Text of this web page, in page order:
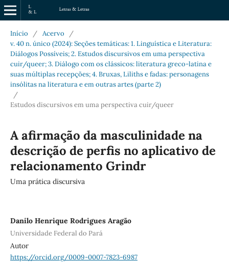
Início / Acervo
/
v. 40 n. único (2024): Seções temáticas: 1. Linguística e Literatura:
Diálogos Possíveis; 2. Estudos discursivos em uma perspectiva
cuir/queer; 3. Diálogo com os clássicos: literatura greco-latina e
suas múltiplas recepções; 4. Bruxas, Liliths e fadas: personagens
insólitas na literatura e em outras artes (parte 2)
/
Estudos discursivos em uma perspectiva cuir/queer
A afirmação da masculinidade na
descrição de perfis no aplicativo de
relacionamento Grindr
Uma prática discursiva
Danilo Henrique Rodrigues Aragão
Universidade Federal do Pará
Autor
https://orcid.org/0009-0007-7823-6987